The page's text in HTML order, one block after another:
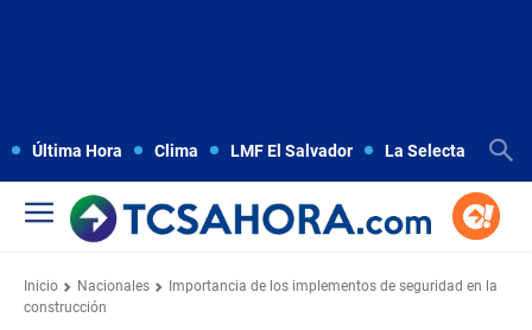
Última Hora Clima LMF El Salvador La Selecta
Inicio Nacionales
Importancia de los implementos de seguridad en la
construcción